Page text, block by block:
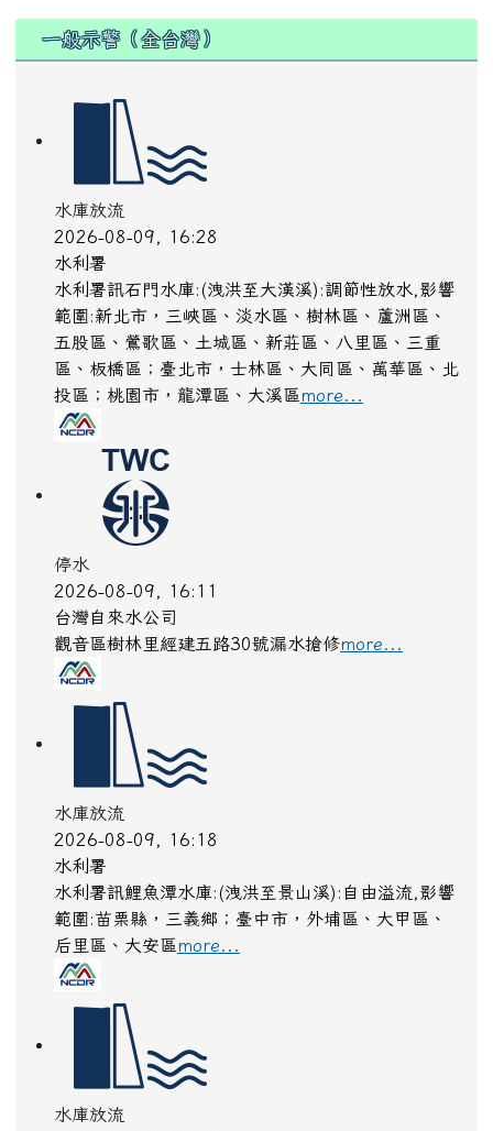
一般示警（全台灣）
水庫放流
2026-08-09, 16:28
水利署
水利署訊石門水庫:(洩洪至大漢溪):調節性放水,影響
範圍:新北市，三峽區、淡水區、樹林區、蘆洲區、
五股區、鶯歌區、土城區、新莊區、八里區、三重
區、板橋區；臺北市，士林區、大同區、萬華區、北
投區；桃園市，龍潭區、大溪區more...
停水
2026-08-09, 16:11
台灣自來水公司
觀音區樹林里經建五路30號漏水搶修more...
水庫放流
2026-08-09, 16:18
水利署
水利署訊鯉魚潭水庫:(洩洪至景山溪):自由溢流,影響
範圍:苗栗縣，三義鄉；臺中市，外埔區、大甲區、
后里區、大安區more...
水庫放流